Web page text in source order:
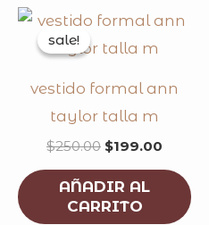
sale!
sale!
vestido formal ann
taylor talla m
$250.00
original
was:
$199.00
current
AÑADIR AL
CARRITO